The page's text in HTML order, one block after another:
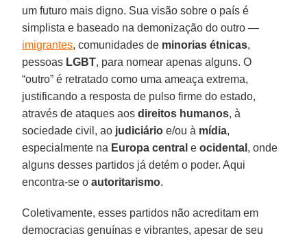
um futuro mais digno. Sua visão sobre o país é
simplista e baseado na demonização do outro —
imigrantes, comunidades de minorias étnicas,
pessoas LGBT, para nomear apenas alguns. O
“outro” é retratado como uma ameaça extrema,
justificando a resposta de pulso firme do estado,
através de ataques aosdireitos humanos, à
sociedade civil, ao judiciário e/ou à mídia,
especialmente na Europa centrale ocidental , onde
alguns desses partidos já detém o poder. Aqui
encontra-se oautoritarismo.
Coletivamente, esses partidos não acreditam em
democracias genuínas e vibrantes, apesar de seu